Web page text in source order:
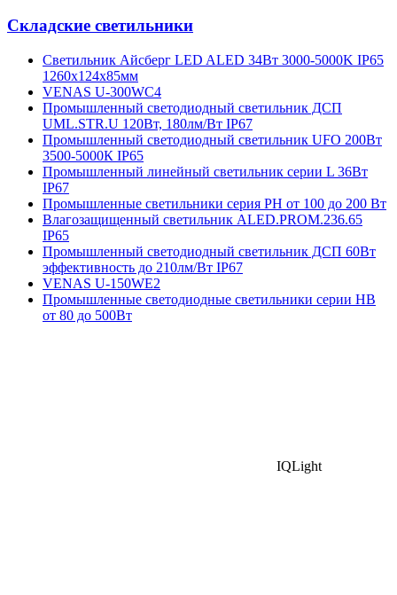
Складские светильники
Светильник Айсберг LED ALED 34Вт 3000-5000K IP65
1260х124х85мм
VENAS U-300WC4
Промышленный светодиодный светильник ДСП
UML.STR.U 120Вт, 180лм/Вт IP67
Промышленный светодиодный светильник UFO 200Вт
3500-5000К IP65
Промышленный линейный светильник серии L 36Вт
IP67
Промышленные светильники серия PH от 100 до 200 Вт
Влагозащищенный светильник ALED.PROM.236.65
IP65
Промышленный светодиодный светильник ДСП 60Вт
эффективность до 210лм/Вт IP67
VENAS U-150WE2
Промышленные светодиодные светильники серии HB
от 80 до 500Вт
IQLight